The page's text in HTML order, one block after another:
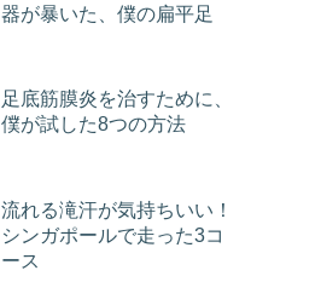
器が暴いた、僕の扁平足
足底筋膜炎を治すために、
僕が試した8つの方法
流れる滝汗が気持ちいい！
シンガポールで走った3コ
ース